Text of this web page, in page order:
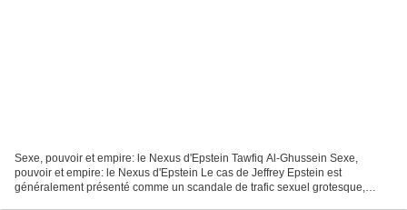
Sexe, pouvoir et empire: le Nexus d'Epstein Tawfiq Al-Ghussein Sexe,
pouvoir et empire: le Nexus d'Epstein Le cas de Jeffrey Epstein est
généralement présenté comme un scandale de trafic sexuel grotesque,